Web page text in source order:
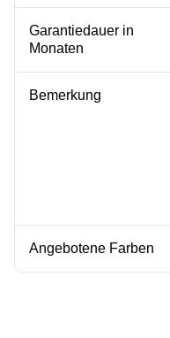
Garantiedauer in
Monaten
Bemerkung
Angebotene Farben